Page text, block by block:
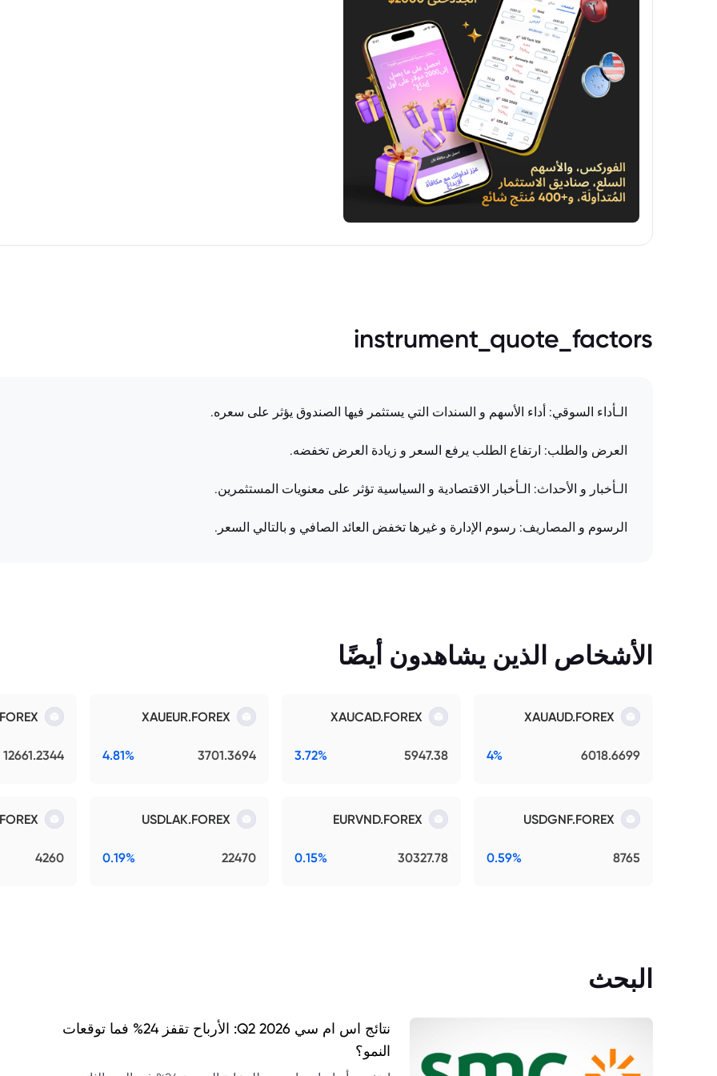
instrument_quote_factors
الـأداء السوقي: أداء الأسهم و السندات التي يستثمر فيها الصندوق يؤثر على سعره.
العرض والطلب: ارتفاع الطلب يرفع السعر و زيادة العرض تخفضه.
الـأخبار و الأحداث: الـأخبار الاقتصادية و السياسية تؤثر على معنويات المستثمرين.
الرسوم و المصاريف: رسوم الإدارة و غيرها تخفض العائد الصافي و بالتالي السعر.
الأشخاص الذين يشاهدون أيضًا
XAUAUD.FOREX
6018.6699
4%
XAUCAD.FOREX
5947.38
3.72%
XAUEUR.FOREX
3701.3694
4.81%
12661.2344
USDGNF.FOREX
8765
0.59%
EURVND.FOREX
30327.78
0.15%
USDLAK.FOREX
22470
0.19%
4260
البحث
نتائج اس ام سي Q2 2026: الأرباح تقفز 24% فما توقعات
النمو؟